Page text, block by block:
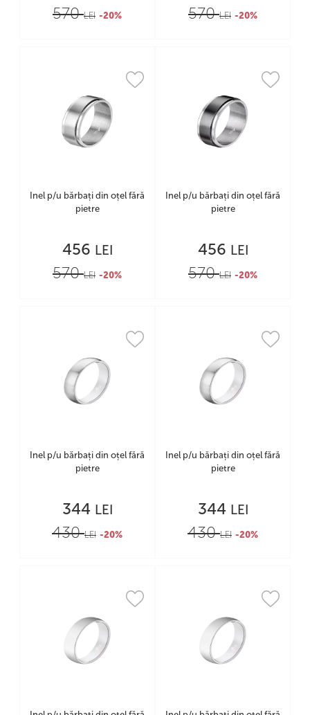
570LEI -20% 570LEI -20%
Inel p/u bărbați din oțel fără
pietre
456 LEI
570LEI -20%
Inel p/u bărbați din oțel fără
pietre
456 LEI
570LEI -20%
Inel p/u bărbați din oțel fără
pietre
344 LEI
430LEI -20%
Inel p/u bărbați din oțel fără
pietre
344 LEI
430LEI -20%